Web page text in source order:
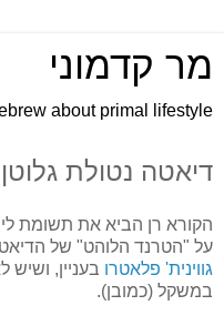
מר קדמוני
about primal lifestyle
דיאטה נטולת גלוטן
הקורא רן הביא את תשומת
על "הטרנד הלוהט" של
גווינית' פלאטרו בעניין,
במשקל (כמובן).